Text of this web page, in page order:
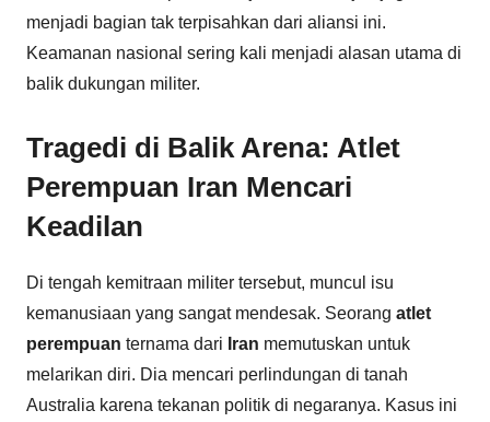
menjadi bagian tak terpisahkan dari aliansi ini.
Keamanan nasional sering kali menjadi alasan utama di
balik dukungan militer.
Tragedi di Balik Arena: Atlet
Perempuan Iran Mencari
Keadilan
Di tengah kemitraan militer tersebut, muncul isu
kemanusiaan yang sangat mendesak. Seorang atlet
perempuan ternama dari Iran memutuskan untuk
melarikan diri. Dia mencari perlindungan di tanah
Australia karena tekanan politik di negaranya. Kasus ini